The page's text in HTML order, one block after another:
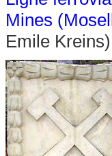
Mines
Emile Kreins)